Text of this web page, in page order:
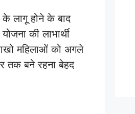
लागू होने के बाद
की लाभार्थी
महिलाओं को अगले
तक बने रहना बेहद